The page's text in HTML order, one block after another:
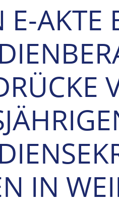
E-AKTE
IN